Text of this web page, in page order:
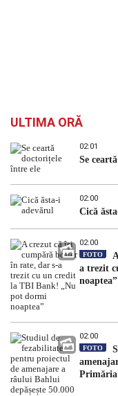
ULTIMA ORĂ
02:01
Se
02:00
Cică
02:00
FOTO
a trezit
noaptea”
02:00
FOTO
Primăria